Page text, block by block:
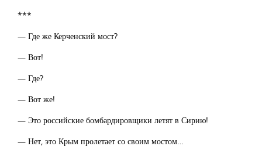
***
— Где же Керченский мост?
— Вот!
— Где?
— Вот же!
— Это российские бомбардировщики летят в Сирию!
— Нет, это Крым пролетает со своим мостом…